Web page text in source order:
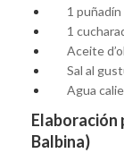
1 puñadín
1
Aceite
Sal al
Agua
Elaboración
Balbina)